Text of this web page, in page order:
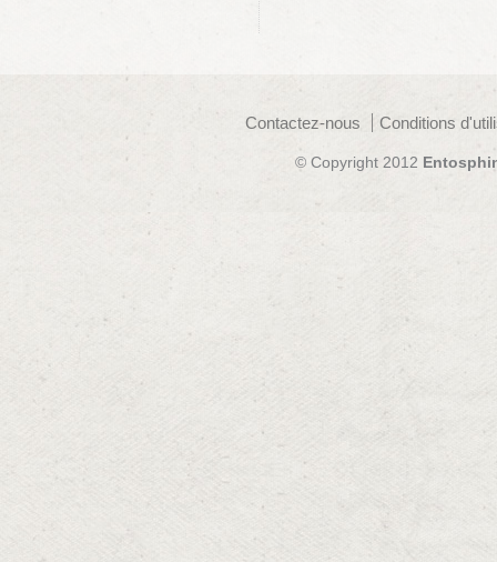
Contactez-nous Conditions
© Copyright 2012